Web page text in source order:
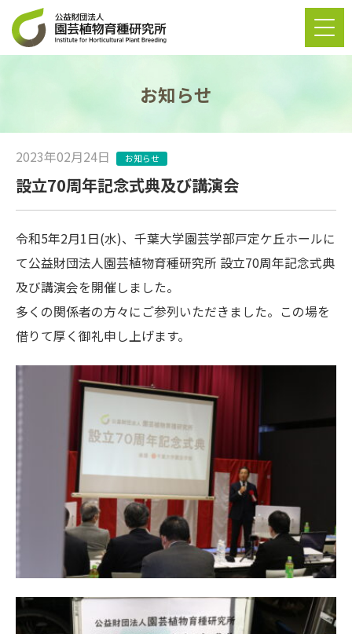
お知らせ
2023年02月24日 お知らせ
設立70周年記念式典及び講演会
令和5年2月1日(水)、千葉大学園芸学部戸定ケ丘ホールに
て公益財団法人園芸植物育種研究所 設立70周年記念式典
及び講演会を開催しました。
多くの関係者の方々にご参列いただきました。この場を
借りて厚く御礼申し上げます。